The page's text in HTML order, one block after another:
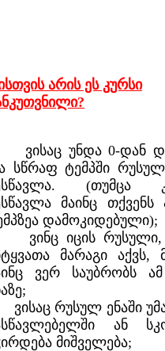
არის ეს კურსი
ვისაც უნდა 0-დან
სწრაფ ტემპში
(თუმცა
მაინც თქვენს
დამოკიდებული);
ვინც იცის
მარაგი აქვს,
ვერ საუბრობს
ვისაც რუსულ ენაში
ან
მიშველება;